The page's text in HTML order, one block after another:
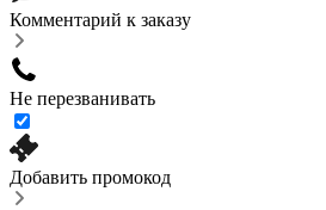
Комментарий к заказу
Не перезванивать
Добавить промокод